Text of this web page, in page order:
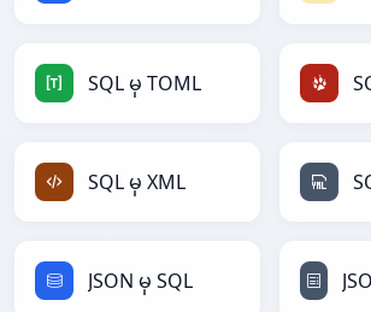
SQL မှ TOML
SQL မှ XML
JSON မှ SQL